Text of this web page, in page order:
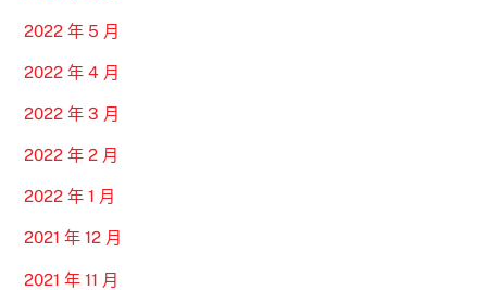
2022 年 5 月
2022 年 4 月
2022 年 3 月
2022 年 2 月
2022 年 1 月
2021 年 12 月
2021 年 11 月